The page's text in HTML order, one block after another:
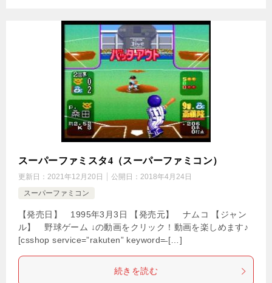
スーパーファミスタ4（スーパーファミコン）
更新日： 2021年12月20日 公開日： 2018年4月24日
スーパーファミコン
【発売日】 1995年3月3日 【発売元】 ナムコ 【ジャン
ル】 野球ゲーム ↓の動画をクリック！動画を楽しめます♪
[csshop service=”rakuten” keyword=̶ […]
続きを読む